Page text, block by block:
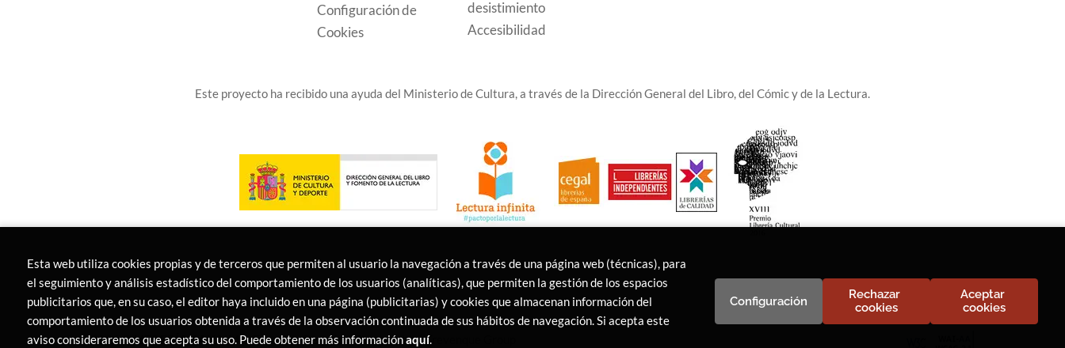
Configuración de
Cookies
desistimiento
Accesibilidad
Este proyecto ha recibido una ayuda del Ministerio de Cultura, a través de la Dirección General del Libro, del Cómic y de la Lectura.
2026 ©LIBRERÍA CANAIMA. Todos los Derechos Reservados |Trevenque Group
Esta web utiliza cookies propias y de terceros que permiten al usuario la navegación a través de una página web (técnicas), para
el seguimiento y análisis estadístico del comportamiento de los usuarios (analíticas), que permiten la gestión de los espacios
publicitarios que, en su caso, el editor haya incluido en una página (publicitarias) y cookies que almacenan información del
comportamiento de los usuarios obtenida a través de la observación continuada de sus hábitos de navegación. Si acepta este
aviso consideraremos que acepta su uso. Puede obtener más informaciónaquí.
Configuración
Rechazar
cookies
Aceptar
cookies